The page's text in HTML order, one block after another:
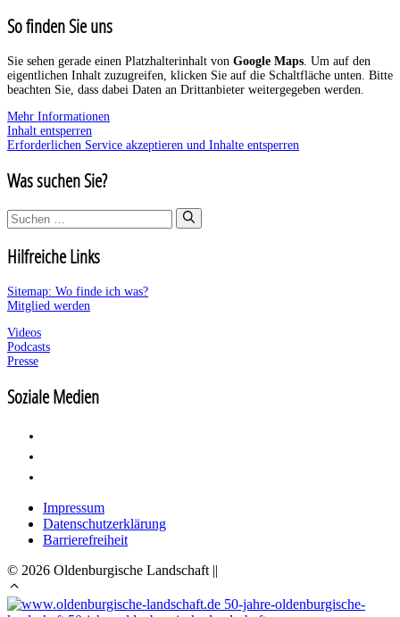
So finden Sie uns
Sie sehen gerade einen Platzhalterinhalt von Google Maps . Um auf den
eigentlichen Inhalt zuzugreifen, klicken Sie auf die Schaltfläche unten. Bitte
beachten Sie, dass dabei Daten an Drittanbieter weitergegeben werden.
Mehr Informationen
Inhalt entsperren
Erforderlichen Service akzeptieren und Inhalte entsperren
Was suchen Sie?
Suchen
nach:
Hilfreiche Links
Sitemap: Wo finde ich was?
Mitglied werden
Videos
Podcasts
Presse
Soziale Medien
Impressum
Datenschutzerklärung
Barrierefreiheit
© 2026 Oldenburgische Landschaft ||